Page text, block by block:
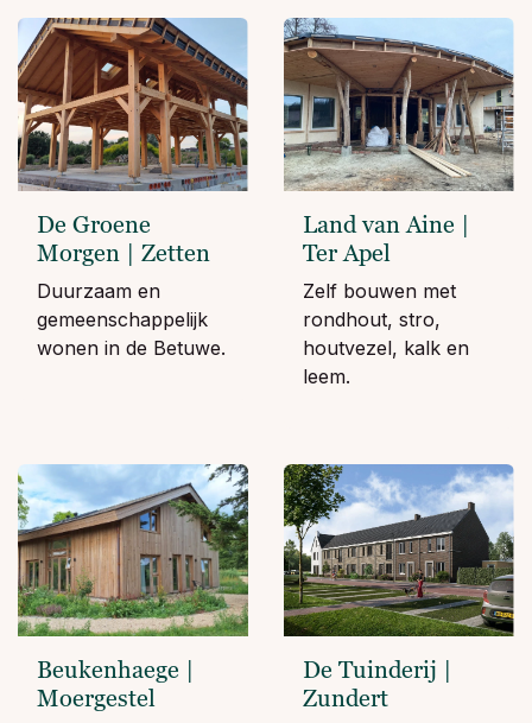
De Groene
Morgen | Zetten
Duurzaam en
gemeenschappelijk
wonen in de Betuwe.
Land van Aine |
Ter Apel
Zelf bouwen met
rondhout, stro,
houtvezel, kalk en
leem.
Beukenhaege |
Moergestel
De Tuinderij |
Zundert